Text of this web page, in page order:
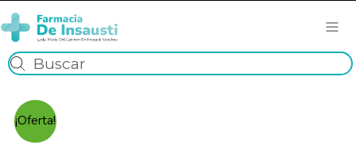
¡Oferta!